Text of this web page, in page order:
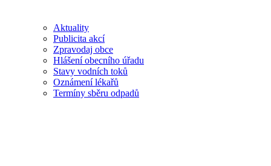
Aktuality
Publicita akcí
Zpravodaj obce
Hlášení obecního úřadu
Stavy vodních toků
Oznámení lékařů
Termíny sběru odpadů